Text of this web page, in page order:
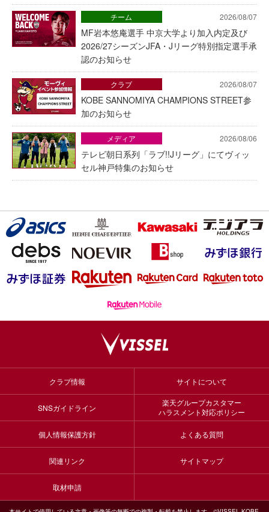
2026/08/07
MF岩本悠庵選手 中京大学より加入内定及び
2026/27シーズンJFA・Jリーグ特別指定選手承
認のお知らせ
チーム
2026/08/07
KOBE SANNOMIYA CHAMPIONS STREET参
加のお知らせ
クラブ
2026/08/06
テレビ朝日系列「ラブ!!Jリーグ」にてヴィッ
セル神戸特集のお知らせ
メディア
クラブ情報 サイトについて
SNSガイドライン
楽天グループカスタマー
ハラスメント対応ポリシー
個人情報保護方針 よくある質問
関連リンク サイトマップ
取材申請